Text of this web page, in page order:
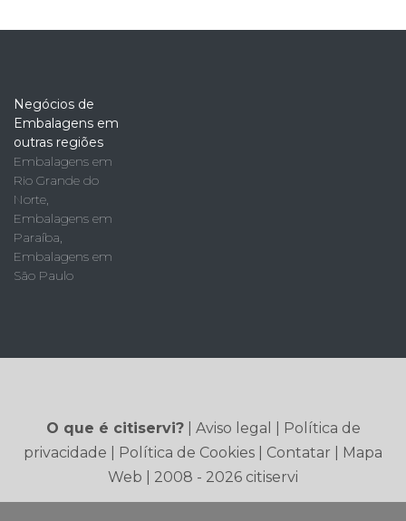
Negócios de
Embalagens em
outras regiões
Embalagens em
Rio Grande do
Norte,
Embalagens em
Paraíba,
Embalagens em
São Paulo
O que é citiservi?| Aviso legal
Política de
privacidade
Política de Cookies Contatar
Mapa
Web | 2008 - 2026 citiservi